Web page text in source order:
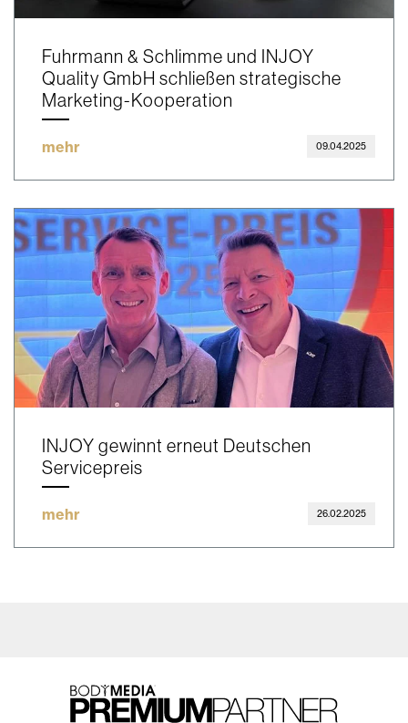
Fuhrmann & Schlimme und INJOY
Quality GmbH schließen strategische
Marketing-Kooperation
mehr 09.04.2025
INJOY gewinnt erneut Deutschen
Servicepreis
mehr 26.02.2025